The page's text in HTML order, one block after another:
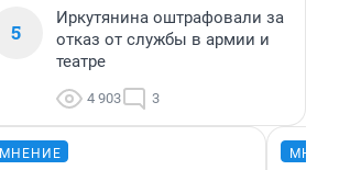
5
Иркутянина оштрафовали за
отказ от службы в армии и
театре
4 903 3
МНЕНИЕ